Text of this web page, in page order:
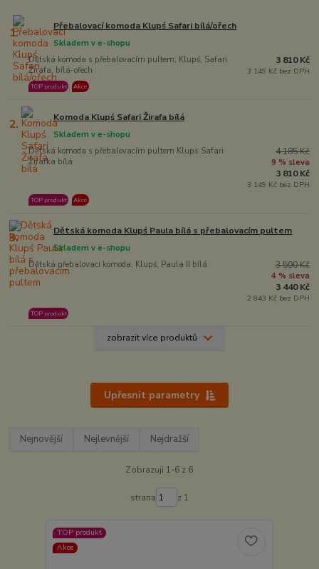
1. Přebalovací komoda Klupś Safari bílá/ořech
Dětská komoda s přebalovacím pultem, Klupś, Safari
Žirafa, bílá-ořech
Skladem v e-shopu
TOP produkt Akce
3 810 Kč
3 149 Kč bez DPH
2. Komoda Klupś Safari Žirafa bílá
Dětská komoda s přebalovacím pultem Klups Safari
Žirafka bílá
Skladem v e-shopu
TOP produkt Akce
4 185 Kč
9 % sleva
3 810 Kč
3 149 Kč bez DPH
3. Dětská komoda Klupś Paula bílá s přebalovacím pultem
Dětská přebalovací komoda, Klupś, Paula II bílá
Skladem v e-shopu
TOP produkt
3 590 Kč
4 % sleva
3 440 Kč
2 843 Kč bez DPH
zobrazit více produktů
Upřesnit parametry
Nejnovější Nejlevnější Nejdražší
Zobrazuji 1-6 z 6
strana z 1
TOP produkt
Akce